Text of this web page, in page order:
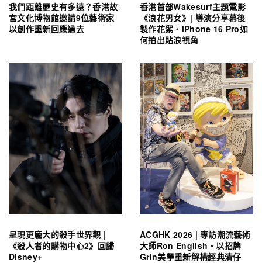
我們距離歷史有多遠？香港故
宮文化博物館邀請9位藝術家
以創作重新回應過去
香港首部Wakesurf主題電影
《浪花男女》| 導演分享幕後
製作花絮・iPhone 16 Pro如
何拍出貼浪視角
呈現更龐大的殺手世界觀 |
《殺人者的購物中心2》回歸
Disney+
ACGHK 2026 | 專訪潮流藝術
大師Ron English・以招牌
Grin美學重新解構經典清仔